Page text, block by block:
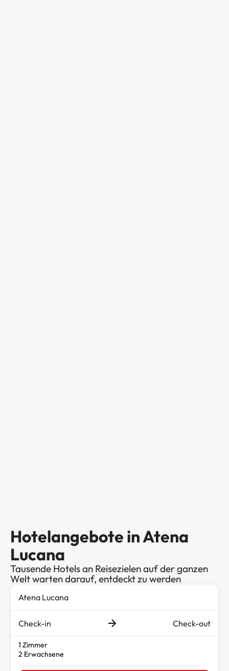
Hotelangebote in Atena
Lucana
Tausende Hotels an Reisezielen auf der ganzen
Welt warten darauf, entdeckt zu werden
Check-in Check-out
1 Zimmer
2 Erwachsene